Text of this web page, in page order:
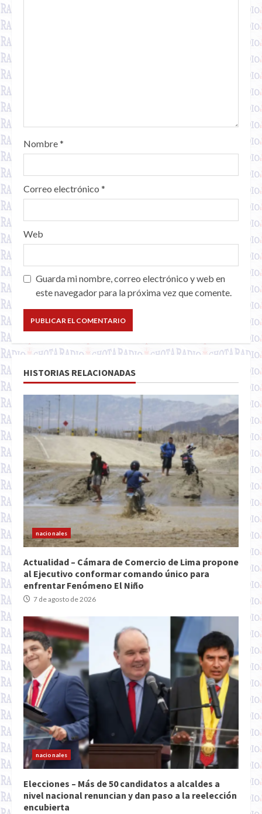
Nombre*
Correo electrónico *
Web
Guarda mi nombre, correo electrónico y web en
este navegador para la próxima vez que comente.
HISTORIAS RELACIONADAS
nacionales
Actualidad – Cámara de Comercio de Lima propone
al Ejecutivo conformar comando único para
enfrentar Fenómeno El Niño
7 de agosto de 2026
nacionales
Elecciones – Más de 50 candidatos a alcaldes a
nivel nacional renuncian y dan paso a la reelección
encubierta